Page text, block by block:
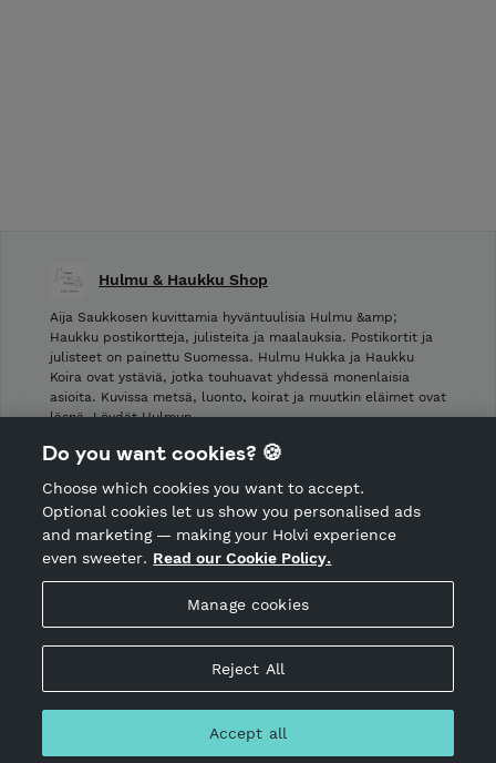
Hosted by Holvi
Holvi Payment Services Ltd is regulated by the Financial
© 2026 Holvi Payment Services Ltd.
Hulmu & Haukku Shop
Aija Saukkosen kuvittamia hyväntuulisia Hulmu &amp;
Haukku postikortteja, julisteita ja maalauksia. Postikortit ja
julisteet on painettu Suomessa. Hulmu Hukka ja Haukku
Koira ovat ystäviä, jotka touhuavat yhdessä monenlaisia
asioita. Kuvissa metsä, luonto, koirat ja muutkin eläimet ovat
läsnä. Löydät Hulmun …
Shop Terms and Conditions
CANCEL ORDER
Do you want cookies? 🍪
Choose which cookies you want to accept.
Optional cookies let us show you personalised ads
and marketing — making your Holvi experience
even sweeter. Read our Cookie Policy.
Manage cookies
Reject All
Accept all